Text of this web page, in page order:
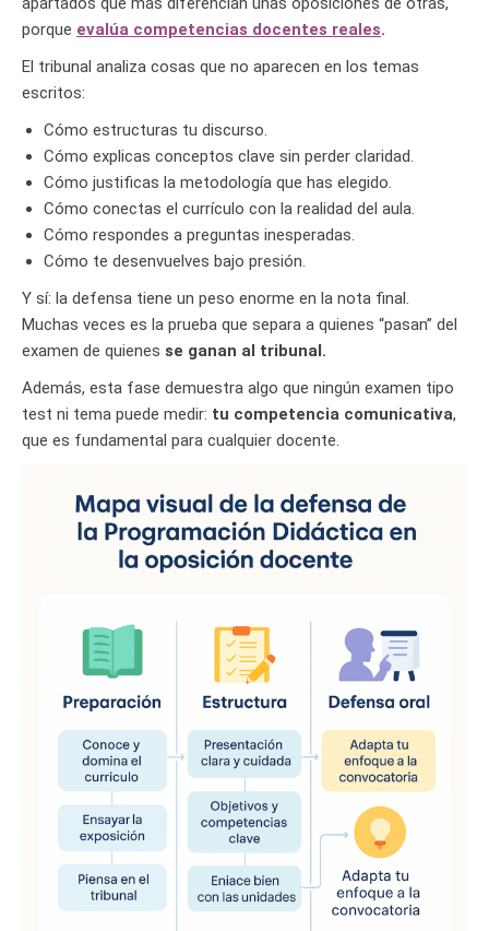
porque evalúa competencias docentes reales.
El tribunal analiza cosas que no aparecen en los temas
escritos:
Cómo estructuras tu discurso.
Cómo explicas conceptos clave sin perder claridad.
Cómo justificas la metodología que has elegido.
Cómo conectas el currículo con la realidad del aula.
Cómo respondes a preguntas inesperadas.
Cómo te desenvuelves bajo presión.
Y sí: la defensa tiene un peso enorme en la nota final.
Muchas veces es la prueba que separa a quienes “pasan” del
examen de quienes se ganan al tribunal.
Además, esta fase demuestra algo que ningún examen tipo
test ni tema puede medir: tu competencia comunicativa,
que es fundamental para cualquier docente.